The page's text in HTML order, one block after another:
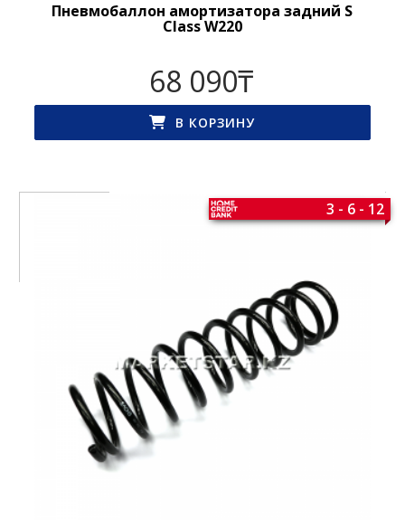
Пневмобаллон амортизатора задний S
Class W220
68 090₸
В КОРЗИНУ
3 - 6 - 12